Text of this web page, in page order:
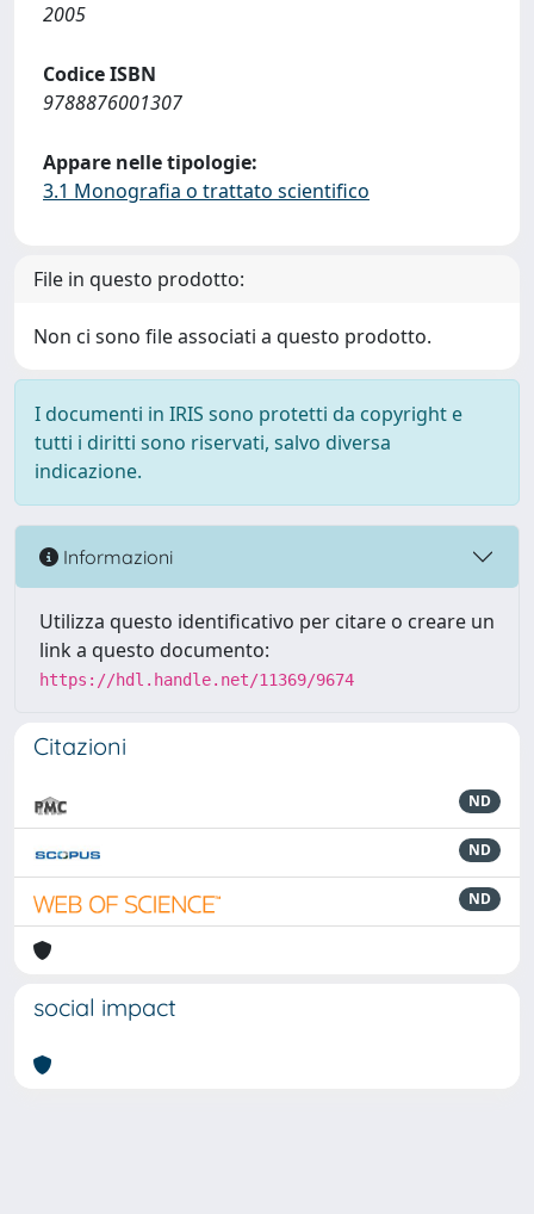
2005
Codice ISBN
9788876001307
Appare nelle tipologie:
3.1 Monografia o trattato scientifico
File in questo prodotto:
Non ci sono file associati a questo prodotto.
I documenti in IRIS sono protetti da copyright e
tutti i diritti sono riservati, salvo diversa
indicazione.
Informazioni
Utilizza questo identificativo per citare o creare un
link a questo documento:
https://hdl.handle.net/11369/9674
Citazioni
ND
ND
ND
social impact